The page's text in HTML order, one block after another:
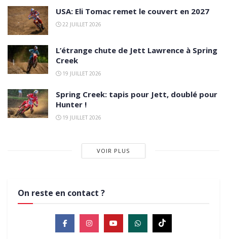
USA: Eli Tomac remet le couvert en 2027
22 JUILLET 2026
L’étrange chute de Jett Lawrence à Spring
Creek
19 JUILLET 2026
Spring Creek: tapis pour Jett, doublé pour
Hunter !
19 JUILLET 2026
VOIR PLUS
On reste en contact ?